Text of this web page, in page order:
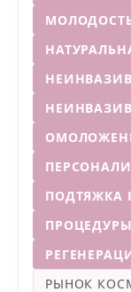
ПОДТЯЖКА
РЫНОК